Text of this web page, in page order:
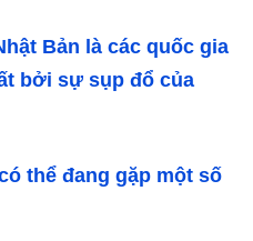
Bản là các quốc gia
bởi sự sụp đổ của
thể đang gặp một số